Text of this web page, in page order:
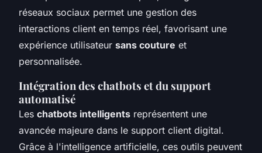
réseaux sociaux permet une gestion des
interactions client en temps réel, favorisant une
expérience utilisateur sans couture et
personnalisée.
Intégration des chatbots et du support
automatisé
Les chatbots intelligents représentent une
avancée majeure dans le support client digital.
Grâce à l'intelligence artificielle, ces outils peuvent